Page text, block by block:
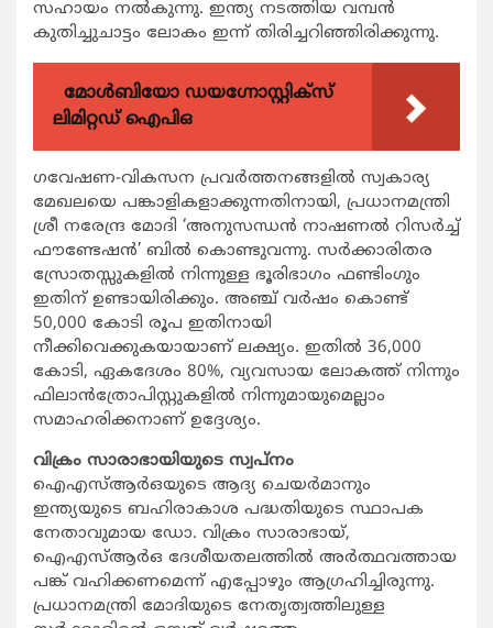
സഹായം നല്‍കുന്നു. ഇന്ത്യ നടത്തിയ വമ്പന്‍
കുതിച്ചുചാട്ടം ലോകം ഇന്ന് തിരിച്ചറിഞ്ഞിരിക്കുന്നു.
മോൾബിയോ ഡയഗ്നോസ്റ്റിക്സ്
ലിമിറ്റഡ് ഐപിഒ
ഗവേഷണ-വികസന പ്രവര്‍ത്തനങ്ങളില്‍ സ്വകാര്യ
മേഖലയെ പങ്കാളികളാക്കുന്നതിനായി, പ്രധാനമന്ത്രി
ശ്രീ നരേന്ദ്ര മോദി ‘അനുസന്ധന്‍ നാഷണല്‍ റിസര്‍ച്ച്
ഫൗണ്ടേഷന്‍’ ബില്‍ കൊണ്ടുവന്നു. സര്‍ക്കാരിതര
സ്രോതസ്സുകളില്‍ നിന്നുള്ള ഭൂരിഭാഗം ഫണ്ടിംഗും
ഇതിന് ഉണ്ടായിരിക്കും. അഞ്ച് വര്‍ഷം കൊണ്ട്
50,000 കോടി രൂപ ഇതിനായി
നീക്കിവെക്കുകയായാണ് ലക്ഷ്യം. ഇതില്‍ 36,000
കോടി, ഏകദേശം 80%, വ്യവസായ ലോകത്ത് നിന്നും
ഫിലാന്‍ത്രോപിസ്റ്റുകളില്‍ നിന്നുമായുമെല്ലാം
സമാഹരിക്കനാണ് ഉദ്ദേശ്യം.
വിക്രം സാരാഭായിയുടെ സ്വപ്നം
ഐഎസ്ആര്‍ഒയുടെ ആദ്യ ചെയര്‍മാനും
ഇന്ത്യയുടെ ബഹിരാകാശ പദ്ധതിയുടെ സ്ഥാപക
നേതാവുമായ ഡോ. വിക്രം സാരാഭായ്,
ഐഎസ്ആര്‍ഒ ദേശീയതലത്തില്‍ അര്‍ത്ഥവത്തായ
പങ്ക് വഹിക്കണമെന്ന് എപ്പോഴും ആഗ്രഹിച്ചിരുന്നു.
പ്രധാനമന്ത്രി മോദിയുടെ നേതൃത്വത്തിലുള്ള